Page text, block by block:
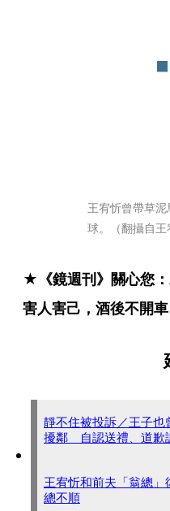
王宥忻曾帶草
球。（翻攝自王
★《鏡週刊》關心您
害人害己，酒後不開車
靜不住被投訴／王子也
擾鄰 自認送禮、道歉
王宥忻和前夫「翁總
總不順